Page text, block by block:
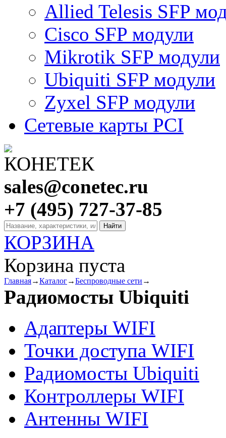
Allied Telesis SFP
Cisco SFP модули
Mikrotik SFP модули
Ubiquiti SFP модули
Zyxel SFP модули
Сетевые карты PCI
sales@conetec.ru
+7 (495) 727-37-85
КОРЗИНА
Корзина пуста
Главная→Каталог→Беспроводные сети →
Радиомосты Ubiquiti
Адаптеры WIFI
Точки доступа WIFI
Радиомосты Ubiquiti
Контроллеры WIFI
Антенны WIFI